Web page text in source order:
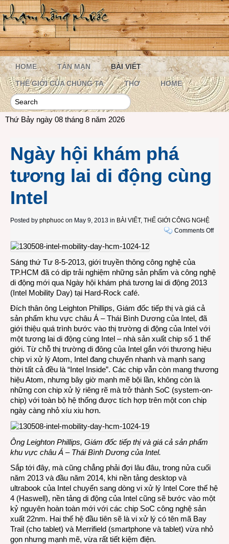
HOME TẢN MẠN BÀI VIẾT
THẾ GIỚI CỦA CHÚNG TA THƠ HOME
Thứ Bảy ngày 08 tháng 8 năm 2026
Ngày hội khám phá
tương lai di động cùng
Intel
Posted by phphuoc on May 9, 2013 in BÀI VIẾT, THẾ GIỚI CÔNG NGHỆ
Comments Offon
phá
Sáng thứ Tư 8-5-2013, giới truyền thông công nghệ của
TP.HCM đã có dịp trải nghiệm những sản phẩm và công nghệ
di động mới qua Ngày hội khám phá tương lai di động 2013
(Intel Mobility Day) tại Hard-Rock café.
Đích thân ông Leighton Phillips, Giám đốc tiếp thị và giá cả
sản phẩm khu vực châu Á – Thái Bình Dương của Intel, đã
giới thiệu quá trình bước vào thị trường di động của Intel với
một tương lai di động cùng Intel – nhà sản xuất chip số 1 thế
giới. Từ chỗ thị trường di đông của Intel gắn với thương hiệu
chip vi xử lý Atom, Intel đang chuyển nhanh và mạnh sang
thời tất cả đều là “Intel Inside”. Các chip vẫn còn mang thương
hiệu Atom, nhưng bây giờ mạnh mẽ bội lần, không còn là
những con chip xử lý riêng rẽ mà trở thành SoC (system-on-
chip) với toàn bộ hệ thống được tích hợp trên một con chip
ngày càng nhỏ xíu xiu hơn.
Ông Leighton Phillips, Giám đốc tiếp thị và giá cả sản phẩm
khu vực châu Á – Thái Bình Dương của Intel.
Sắp tới đây, mà cũng chẳng phải đợi lâu đâu, trong nửa cuối
năm 2013 và đầu năm 2014, khi nền tảng desktop và
ultrabook của Intel chuyển sang dòng vi xử lý Intel Core thế hệ
4 (Haswell), nền tảng di động của Intel cũng sẽ bước vào một
kỷ nguyên hoàn toàn mới với các chip SoC công nghệ sản
xuất 22nm. Hai thế hệ đầu tiên sẽ là vi xử lý có tên mã Bay
Trail (cho tablet) và Merrifield (smartphone và tablet) vừa nhỏ
gọn nhưng mạnh mẽ, vừa rất tiết kiệm điện.